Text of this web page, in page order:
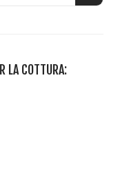
LA COTTURA: